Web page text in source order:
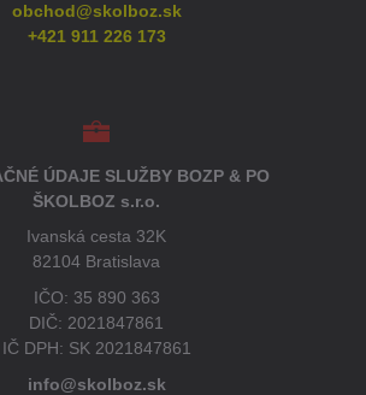
obchod@skolboz.sk
+421 911 226 173
ÚDAJE SLUŽBY BOZP & PO
ŠKOLBOZ s.r.o.
Ivanská cesta 32K
82104 Bratislava
IČO: 35 890 363
DIČ: 2021847861
IČ DPH: SK 2021847861
info@skolboz.sk